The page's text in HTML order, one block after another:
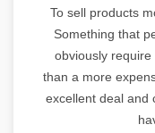
To sell products
Something that
obviously
than a more
excellent deal and